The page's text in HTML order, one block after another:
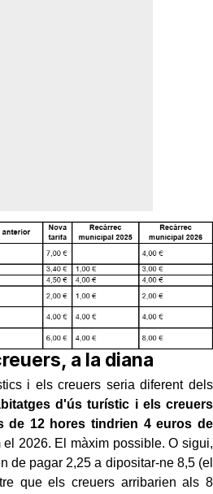
a la diana
i els creuers seria diferent dels
d'ús turístic i els creuers
de 12 hores tindrien 4 euros de
el 2026. El màxim possible. O sigui,
de pagar 2,25 a dipositar-ne 8,5 (el
que els creuers arribarien als 8